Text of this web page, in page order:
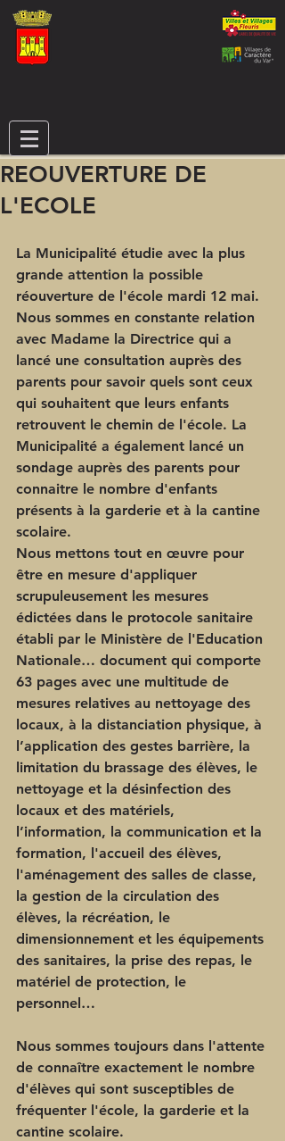
REOUVERTURE DE
L'ECOLE
La Municipalité étudie avec la plus
grande attention la possible
réouverture de l'école mardi 12 mai.
Nous sommes en constante relation
avec Madame la Directrice qui a
lancé une consultation auprès des
parents pour savoir quels sont ceux
qui souhaitent que leurs enfants
retrouvent le chemin de l'école. La
Municipalité a également lancé un
sondage auprès des parents pour
connaitre le nombre d'enfants
présents à la garderie et à la cantine
scolaire.
Nous mettons tout en œuvre pour
être en mesure d'appliquer
scrupuleusement les mesures
édictées dans le protocole sanitaire
établi par le Ministère de l'Education
Nationale… document qui comporte
63 pages avec une multitude de
mesures relatives au nettoyage des
locaux, à la distanciation physique, à
l’application des gestes barrière, la
limitation du brassage des élèves, le
nettoyage et la désinfection des
locaux et des matériels,
l’information, la communication et la
formation, l'accueil des élèves,
l'aménagement des salles de classe,
la gestion de la circulation des
élèves, la récréation, le
dimensionnement et les équipements
des sanitaires, la prise des repas, le
matériel de protection, le
personnel…
Nous sommes toujours dans l'attente
de connaître exactement le nombre
d'élèves qui sont susceptibles de
fréquenter l'école, la garderie et la
cantine scolaire.